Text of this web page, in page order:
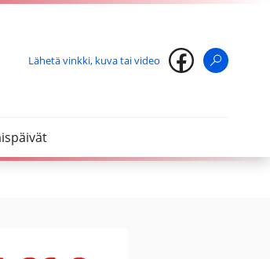
Lähetä vinkki, kuva tai video